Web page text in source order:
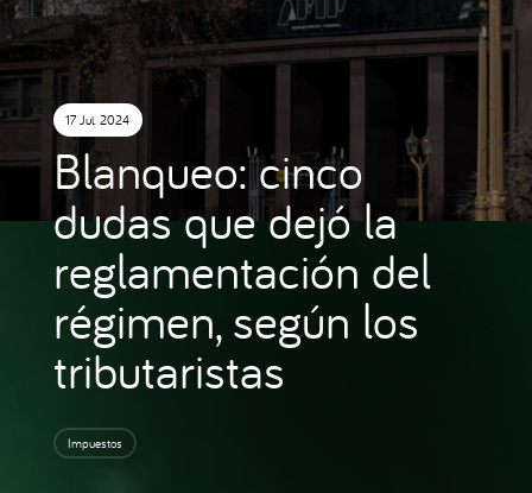
17 Jul. 2024
Blanqueo: cinco
dudas que dejó la
reglamentación del
régimen, según los
tributaristas
Impuestos